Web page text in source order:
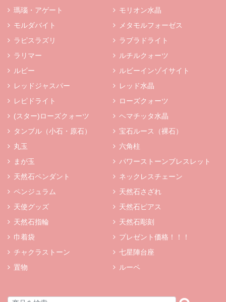
瑪瑙・アゲート
モリオン水晶
モルダバイト
メタモルフォーゼス
ラピスラズリ
ラブラドライト
ラリマー
ルチルクォーツ
ルビー
ルビーインゾイサイト
レッドジャスパー
レッド水晶
レピドライト
ローズクォーツ
(スター)ローズクォーツ
ヘマチッタ水晶
タンブル（小石・原石）
宝石ルース（裸石）
丸玉
六角柱
まが玉
パワーストーンブレスレット
天然石ペンダント
ネックレスチェーン
ペンジュラム
天然石さざれ
天使グッズ
天然石ピアス
天然石指輪
天然石彫刻
巾着袋
プレゼント価格！！！
チャクラストーン
七星陣台座
置物
ルーペ